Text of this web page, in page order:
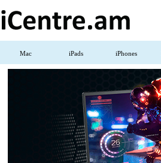
Mac iPads iPhones